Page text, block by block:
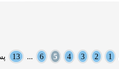
1
2
3
4
5
6
...
13